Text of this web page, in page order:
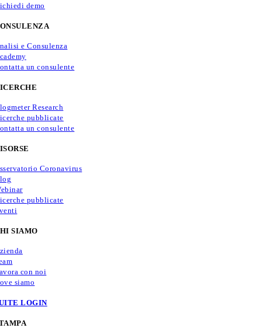
demo
e Consulenza
un consulente
Research
pubblicate
un consulente
Coronavirus
pubblicate
SIAMO
con noi
siamo
LOGIN